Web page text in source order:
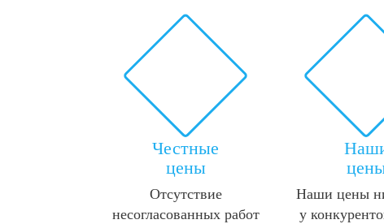
Честные
цены
Отсутствие
несогласованных работ
Наши цены
у